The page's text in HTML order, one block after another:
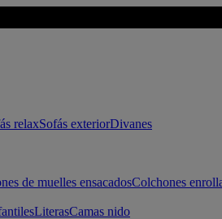
relaxSofás exteriorDivanes
de muelles ensacadosColchones
LiterasCamas nido